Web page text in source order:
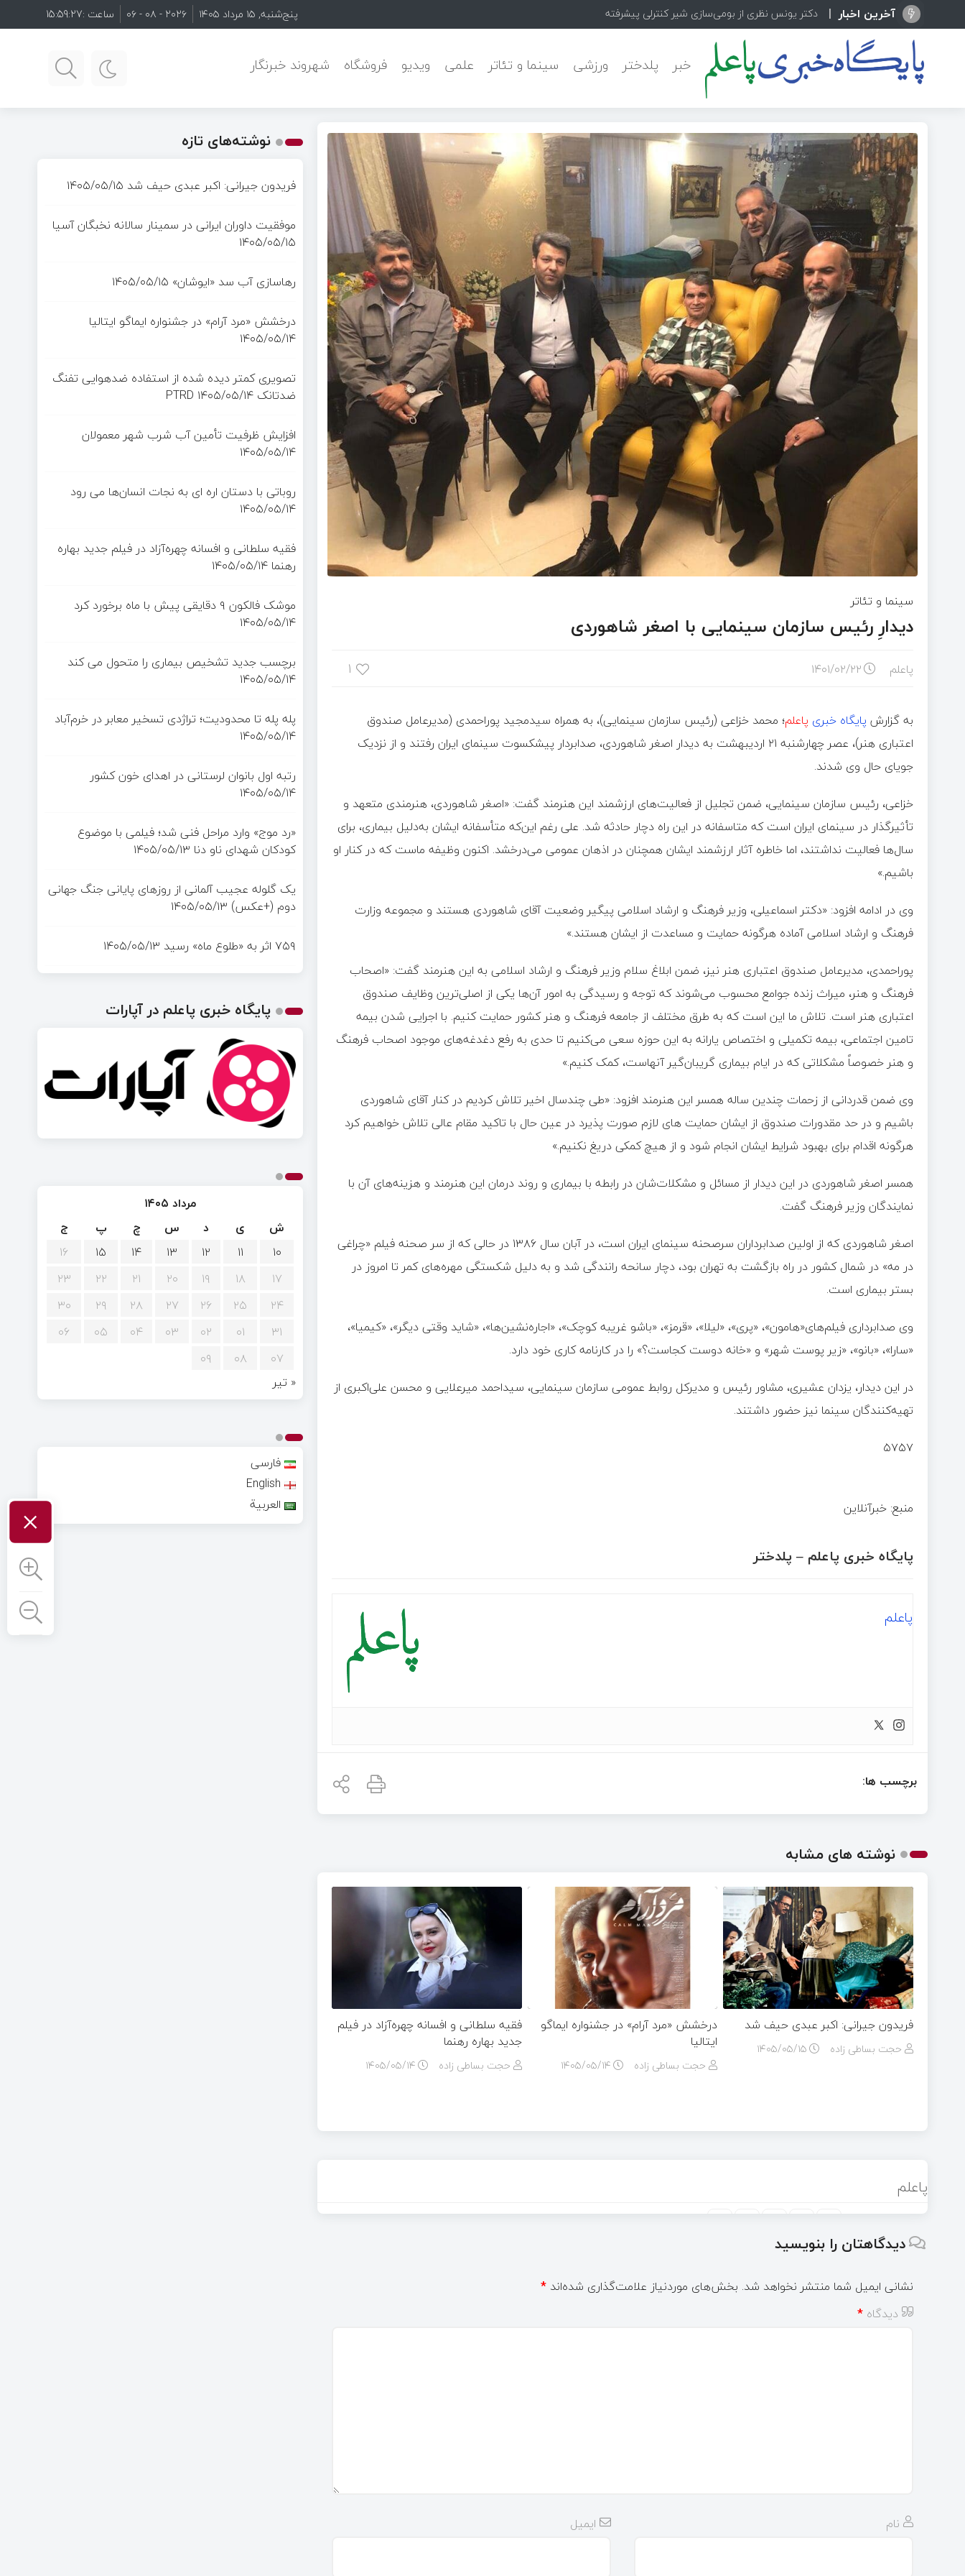
آخرین اخبار دکتر یونس نظری از بومی‌سازی شیر کنترلی پیشرفته Pars Camfle پنج‌شنبه, ۱۵ مرداد ۱۴۰۵ ۲۰۲۶ - ۰۸ - ۰۶ ساعت :15:59:29
خبر پلدختر ورزشی سینما و تئاتر علمی ویدیو فروشگاه شهروند خبرنگار
سینما و تئاتر
دیدارِ رئیس سازمان سینمایی با اصغر شاهوردی
پاعلم ۱۴۰۱/۰۲/۲۲ ۱
به گزارش پایگاه خبری پاعلم؛ محمد خزاعی (رئیس سازمان سینمایی)، به همراه سیدمجید پوراحمدی (مدیرعامل صندوق
اعتباری هنر)، عصر چهارشنبه ۲۱ اردیبهشت به دیدار اصغر شاهوردی، صدابردار پیشکسوت سینمای ایران رفتند و از نزدیک
جویای حال وی شدند.
خزاعی، رئیس سازمان سینمایی، ضمن تجلیل از فعالیت‌های ارزشمند این هنرمند گفت: «اصغر شاهوردی، هنرمندی متعهد و
تأثیرگذار در سینمای ایران است که متاسفانه در این راه دچار حادثه شد. علی رغم این‌که متأسفانه ایشان به‌دلیل بیماری، برای
سال‌ها فعالیت نداشتند، اما خاطره آثار ارزشمند ایشان همچنان در اذهان عمومی می‌درخشد. اکنون وظیفه ماست که در کنار او
باشیم.»
وی در ادامه افزود: «دکتر اسماعیلی، وزیر فرهنگ و ارشاد اسلامی پیگیر وضعیت آقای شاهوردی هستند و مجموعه وزارت
فرهنگ و ارشاد اسلامی آماده هرگونه حمایت و مساعدت از ایشان هستند.»
پوراحمدی، مدیرعامل صندوق اعتباری هنر نیز، ضمن ابلاغ سلام وزیر فرهنگ و ارشاد اسلامی به این هنرمند گفت: «اصحاب
فرهنگ و هنر، میراث زنده جوامع محسوب می‌شوند که توجه و رسیدگی به امور آن‌ها یکی از اصلی‌ترین وظایف صندوق
اعتباری هنر است. تلاش ما این است که به طرق مختلف از جامعه فرهنگ و هنر کشور حمایت کنیم. با اجرایی شدن بیمه
تامین اجتماعی، بیمه تکمیلی و اختصاص یارانه به این حوزه سعی می‌کنیم تا حدی به رفع دغدغه‌های موجود اصحاب فرهنگ
و هنر خصوصاً مشکلاتی که در ایام بیماری گریبان‌گیر آنهاست، کمک کنیم.»
وی ضمن قدردانی از زحمات چندین ساله همسر این هنرمند افزود: «طی چندسال اخیر تلاش کردیم در کنار آقای شاهوردی
باشیم و در حد مقدورات صندوق از ایشان حمایت های لازم صورت پذیرد در عین حال با تاکید مقام عالی تلاش خواهیم کرد
هرگونه اقدام برای بهبود شرایط ایشان انجام شود و از هیچ کمکی دریغ نکنیم.»
همسر اصغر شاهوردی در این دیدار از مسائل و مشکلات‌شان در رابطه با بیماری و روند درمان این هنرمند و هزینه‌های آن با
نمایندگان وزیر فرهنگ گفت.
اصغر شاهوردی که از اولین صدابرداران سرصحنه سینمای ایران است، در آبان‌ سال ۱۳۸۶ در حالی که از سر صحنه فیلم «چراغی
در مه» در شمال کشور در راه بازگشت به تهران بود، دچار سانحه رانندگی شد و به دلیل شکستگی مهره‌های کمر تا امروز در
بستر بیماری است.
وی صدابرداری فیلم‌های«هامون»، «پری»، «لیلا»، «قرمز»، «باشو غریبه کوچک»، «اجاره‌نشین‌ها»، «شاید وقتی دیگر»، «کیمیا»،
«سارا»، «بانو»، «زیر پوست شهر» و «خانه دوست کجاست؟» را در کارنامه کاری خود دارد.
در این دیدار، یزدان عشیری، مشاور رئیس و مدیرکل روابط عمومی سازمان سینمایی، سیداحمد میرعلایی و محسن علی‌اکبری از
تهیه‌کنندگان سینما نیز حضور داشتند.
۵۷۵۷
منبع: خبرآنلاین
پایگاه خبری پاعلم – پلدختر
پاعلم
برچسب ها:
نوشته های مشابه
فریدون جیرانی: اکبر عبدی حیف شد
حجت بساطی زاده ۱۴۰۵/۰۵/۱۵
درخشش «مرد آرام» در جشنواره ایماگو
ایتالیا
حجت بساطی زاده ۱۴۰۵/۰۵/۱۴
فقیه سلطانی و افسانه چهره‌آزاد در فیلم
جدید بهاره رهنما
حجت بساطی زاده ۱۴۰۵/۰۵/۱۴
پاعلم
دیدگاهتان را بنویسید
نشانی ایمیل شما منتشر نخواهد شد. بخش‌های موردنیاز علامت‌گذاری شده‌اند *
دیدگاه *
نام ایمیل
نوشته‌های تازه
فریدون جیرانی: اکبر عبدی حیف شد ۱۴۰۵/۰۵/۱۵
موفقیت داوران ایرانی در سمینار سالانه نخبگان آسیا
۱۴۰۵/۰۵/۱۵
رهاسازی آب سد «ایوشان» ۱۴۰۵/۰۵/۱۵
درخشش «مرد آرام» در جشنواره ایماگو ایتالیا
۱۴۰۵/۰۵/۱۴
تصویری کمتر دیده شده از استفاده ضدهوایی تفنگ
ضدتانک PTRD ۱۴۰۵/۰۵/۱۴
افزایش ظرفیت تأمین آب شرب شهر معمولان
۱۴۰۵/۰۵/۱۴
روباتی با دستان اره ای به نجات انسان‌ها می رود
۱۴۰۵/۰۵/۱۴
فقیه سلطانی و افسانه چهره‌آزاد در فیلم جدید بهاره
رهنما ۱۴۰۵/۰۵/۱۴
موشک فالکون ۹ دقایقی پیش با ماه برخورد کرد
۱۴۰۵/۰۵/۱۴
برچسب جدید تشخیص بیماری را متحول می کند
۱۴۰۵/۰۵/۱۴
پله پله تا محدودیت؛ تراژدی تسخیر معابر در خرم‌آباد
۱۴۰۵/۰۵/۱۴
رتبه اول بانوان لرستانی در اهدای خون کشور
۱۴۰۵/۰۵/۱۴
«رد موج» وارد مراحل فنی شد؛ فیلمی با موضوع
کودکان شهدای ناو دنا ۱۴۰۵/۰۵/۱۳
یک گلوله عجیب آلمانی از روزهای پایانی جنگ جهانی
دوم (+عکس) ۱۴۰۵/۰۵/۱۳
۷۵۹ اثر به «طلوع ماه» رسید
۱۴۰۵/۰۵/۱۳
پایگاه خبری پاعلم در آپارات
مرداد ۱۴۰۵
ش
ی د س چ پ
ج
۱۰
۱۱ ۱۲ ۱۳ ۱۴ ۱۵
۱۶
۱۷
۱۸ ۱۹ ۲۰ ۲۱ ۲۲
۲۳
۲۴
۲۵ ۲۶ ۲۷ ۲۸ ۲۹
۳۰
۳۱
۰۱ ۰۲ ۰۳ ۰۴ ۰۵
۰۶
۰۷
۰۸
۰۹
« تیر
فارسی
English
العربية
×